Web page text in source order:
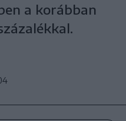
a korábban